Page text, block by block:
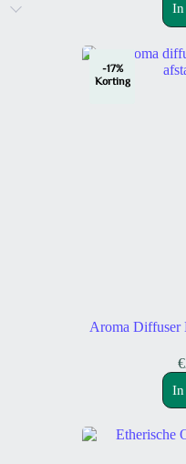
In
-17%
Korting
Aroma Diffuser
€
In